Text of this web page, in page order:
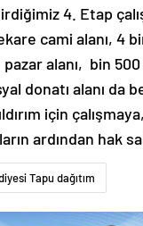
4. Etap
cami alanı, 4
alanı, bin
donatı alanı da
için
ardından hak
Tapu dağıtım